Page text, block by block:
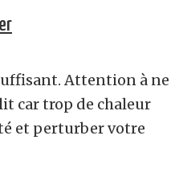
Attention à ne
car trop de chaleur
et perturber votre